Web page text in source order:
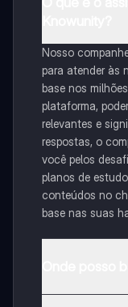
Nosso
para atender às
base nos
plataforma,
relevantes e
respostas, o
você pelos
planos de
conteúdos no
base nas suas